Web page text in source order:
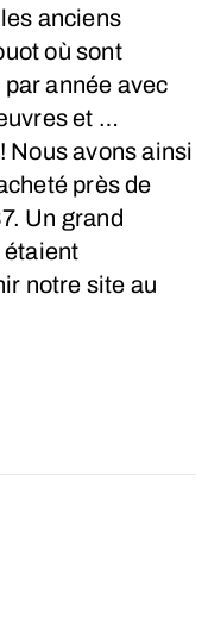
anciens
où sont
année avec
et …
Nous avons ainsi
près de
Un grand
étaient
notre site au